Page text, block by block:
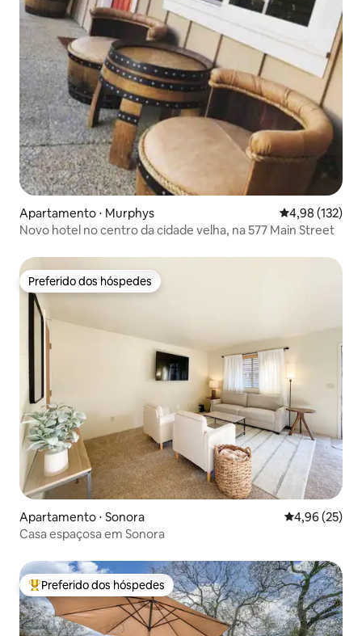
Apartamento ⋅ Murphys 4,98 de uma
4,98 (132)
Novo hotel no centro da cidade velha, na 577 Main Street
Preferido dos hóspedes
Preferido dos hóspedes
Apartamento ⋅ Sonora 4,96 de uma
4,96 (25)
Casa espaçosa em Sonora
Entre os melhores preferidos dos hóspedes
Preferido dos hóspedes